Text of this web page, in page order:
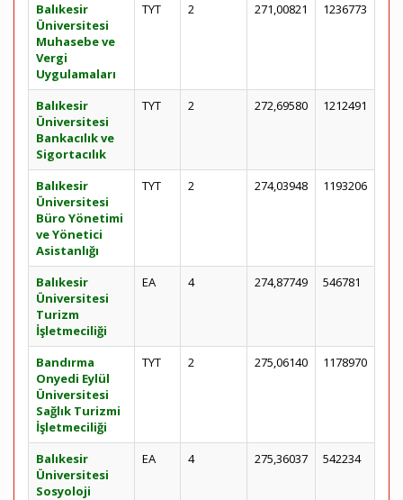
Balıkesir
Üniversitesi
Muhasebe ve
Vergi
Uygulamaları
TYT 2 271,00821 1236773
Balıkesir
Üniversitesi
Bankacılık ve
Sigortacılık
TYT 2 272,69580 1212491
Balıkesir
Üniversitesi
Büro Yönetimi
ve Yönetici
Asistanlığı
TYT 2 274,03948 1193206
Balıkesir
Üniversitesi
Turizm
İşletmeciliği
EA 4 274,87749 546781
Bandırma
Onyedi Eylül
Üniversitesi
Sağlık Turizmi
İşletmeciliği
TYT 2 275,06140 1178970
Balıkesir
Üniversitesi
Sosyoloji
EA 4 275,36037 542234